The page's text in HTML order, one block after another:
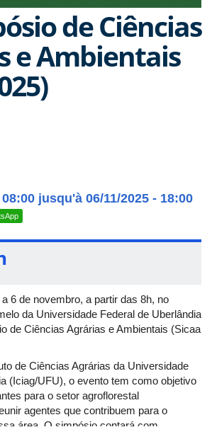
de Ciências
e Ambientais
jusqu'à 06/11/2025 - 18:00
6 de novembro, a partir das 8h, no
da Universidade Federal de Uberlândia
de Ciências Agrárias e Ambientais (Sicaa
de Ciências Agrárias da Universidade
(Iciag/UFU), o evento tem como objetivo
para o setor agroflorestal
agentes que contribuem para o